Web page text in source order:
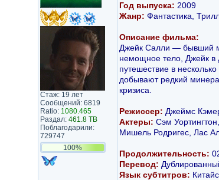
Стаж: 19 лет
Сообщений: 6819
Ratio: 1080.465
Раздал: 461.8 TB
Поблагодарили:
729747
100%
Год выпуска: 2009
Жанр: Фантастика,
Описание фильма:
Джейк Салли — бывший
немощное тело, Джейк в
путешествие в
добывают редкий
кризиса.
Режиссер: Джеймс
Актеры: Сэм
Мишель Родригес, Лас
Продолжительность:
Перевод:
Язык субтитров: